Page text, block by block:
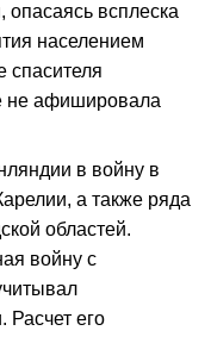
всплеска
населением
спасителя
не афишировала
в войну в
а также ряда
областей.
войну с
Расчет его